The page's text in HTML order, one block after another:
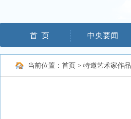
首 页 中央要闻
当前位置： 首页 > 特邀艺术家作品